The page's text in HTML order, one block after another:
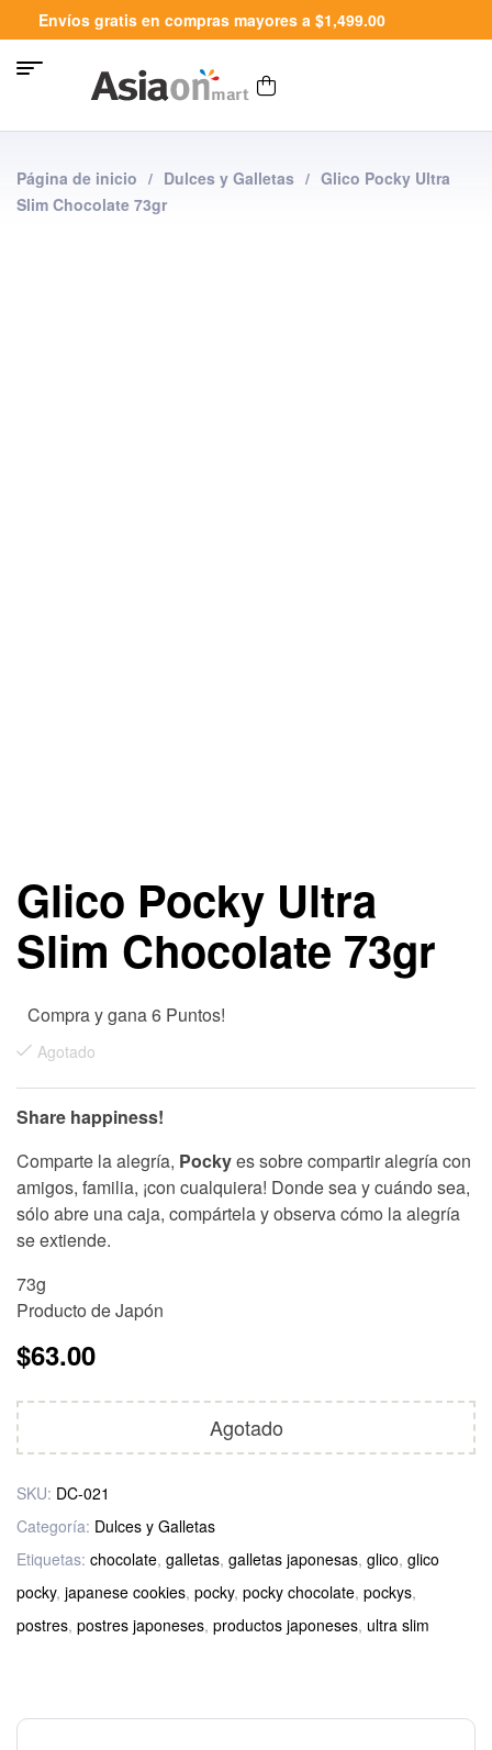
Envíos gratis en compras mayores a $1,499.00
Página de inicio / Dulces y Galletas / Glico Pocky Ultra
Slim Chocolate 73gr
Glico Pocky Ultra
Slim Chocolate 73gr
Compra y gana 6 Puntos!
Agotado
Share happiness!
Comparte la alegría, Pockyes sobre compartir alegría con
amigos, familia, ¡con cualquiera! Donde sea y cuándo sea,
sólo abre una caja, compártela y observa cómo la alegría
se extiende.
73g
Producto de Japón
$63.00
Agotado
SKU: DC-021
Categoría: Dulces y Galletas
Etiquetas: chocolate, galletas, galletas japonesas, glico, glico
pocky, japanese cookies, pocky, pocky chocolate, pockys,
postres, postres japoneses, productos japoneses, ultra slim